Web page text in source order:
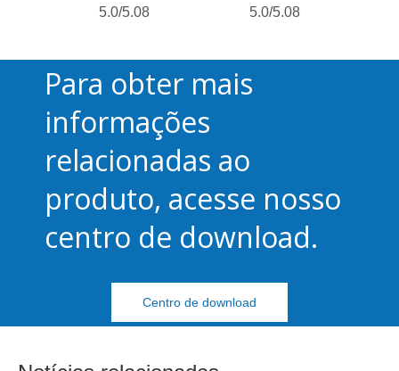
5.0/5.08
5.0/5.08
Para obter mais
informações
relacionadas ao
produto, acesse nosso
centro de download.
Centro de download